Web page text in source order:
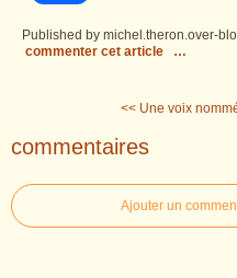
Published by michel.theron.over-
commenter cet article
…
<< Une voix
commentaires
Ajouter un